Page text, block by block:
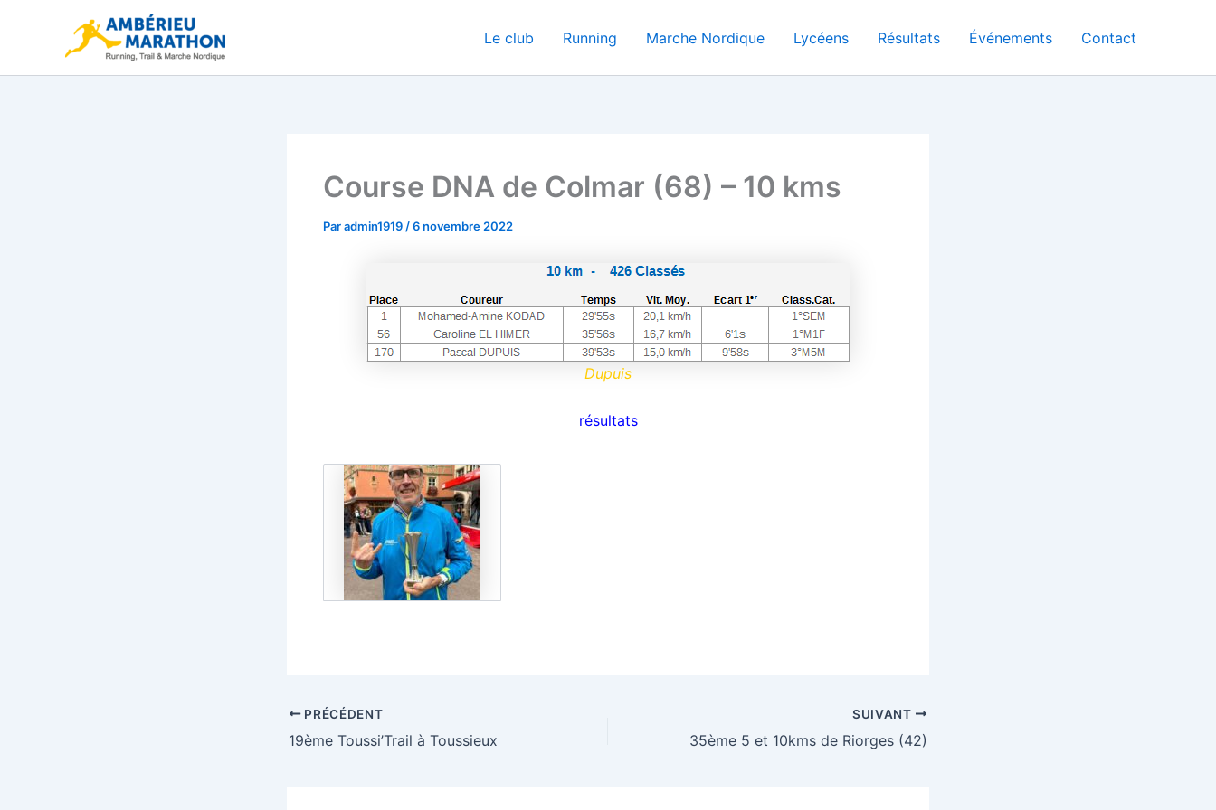
Le club Running Marche Nordique Lycéens Résultats Événements Contact
Course DNA de Colmar (68) – 10 kms
Paradmin1919 /6 novembre 2022
Dupuis
résultats
PRÉCÉDENT
19ème Toussi’Trail à Toussieux
SUIVANT
35ème 5 et 10kms de Riorges (42)